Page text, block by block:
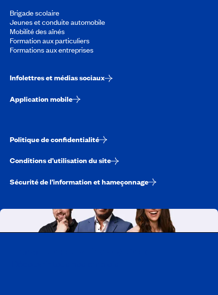
Brigade scolaire
Jeunes et conduite automobile
Mobilité des aînés
Formation aux particuliers
Formations aux entreprises
Infolettres et médias sociaux
Application mobile
Politique de confidentialité
Conditions d’utilisation du site
Sécurité de l’information et hameçonnage